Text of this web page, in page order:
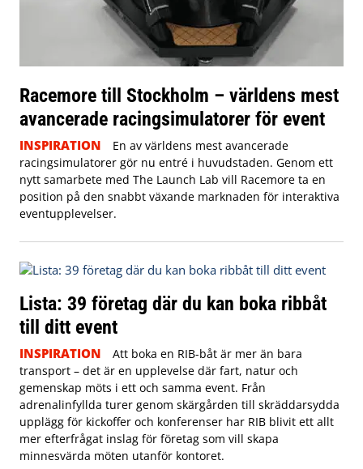
Racemore till Stockholm – världens mest
avancerade racingsimulatorer för event
INSPIRATION
En av världens mest avancerade
racingsimulatorer gör nu entré i huvudstaden. Genom ett
nytt samarbete med The Launch Lab vill Racemore ta en
position på den snabbt växande marknaden för interaktiva
eventupplevelser.
Lista: 39 företag där du kan boka ribbåt
till ditt event
INSPIRATION
Att boka en RIB-båt är mer än bara
transport – det är en upplevelse där fart, natur och
gemenskap möts i ett och samma event. Från
adrenalinfyllda turer genom skärgården till skräddarsydda
upplägg för kickoffer och konferenser har RIB blivit ett allt
mer efterfrågat inslag för företag som vill skapa
minnesvärda möten utanför kontoret.